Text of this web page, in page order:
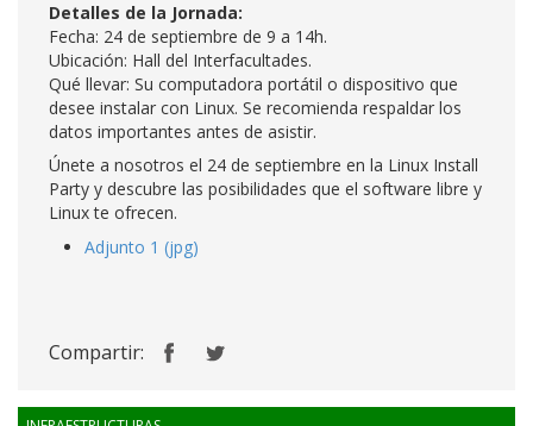
Detalles de la Jornada:
Fecha: 24 de septiembre de 9 a 14h.
Ubicación: Hall del Interfacultades.
Qué llevar: Su computadora portátil o dispositivo que
desee instalar con Linux. Se recomienda respaldar los
datos importantes antes de asistir.
Únete a nosotros el 24 de septiembre en la Linux Install
Party y descubre las posibilidades que el software libre y
Linux te ofrecen.
Adjunto 1 (jpg)
Compartir: